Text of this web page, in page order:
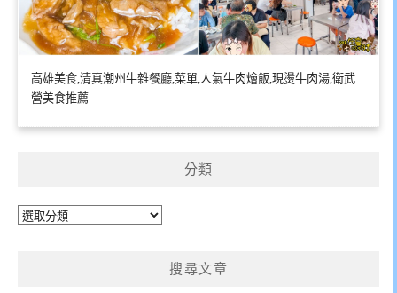
高雄美食,清真潮州牛雜餐廳,菜單,人氣牛肉燴飯,現燙牛肉湯,衛武
營美食推薦
分類
分
搜尋文章